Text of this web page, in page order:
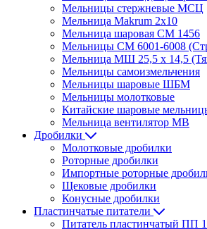
Мельницы стержневые МСЦ
Мельница Makrum 2х10
Мельница шаровая СМ 1456
Мельницы СМ 6001-6008
Мельница МШ 25,5 х 14,5
Мельницы самоизмельчения
Мельницы шаровые ШБМ
Мельницы молотковые
Китайские шаровые
Мельница вентилятор МВ
Дробилки
Молотковые дробилки
Роторные дробилки
Импортные роторные
Щековые дробилки
Конусные дробилки
Пластинчатые питатели
Питатель пластинчатый ПП